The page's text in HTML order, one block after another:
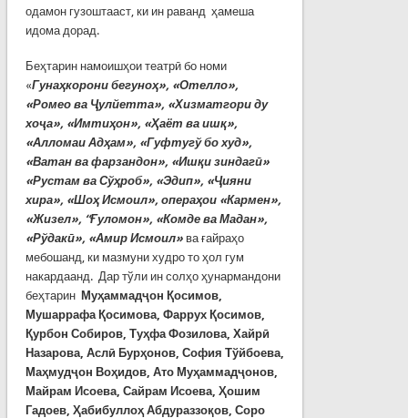
одамон гузоштааст, ки ин раванд ҳамеша
идома дорад.
Беҳтарин намоишҳои театрӣ бо номи
«Гунаҳкорони бегуноҳ», «Отелло»,
«Ромео ва Ҷулйетта», «Хизматгори ду
хоҷа», «Имтиҳон», «Ҳаёт ва ишқ»,
«Алломаи Адҳам», «Гуфтугў бо худ»,
«Ватан ва фарзандон», «Ишқи зиндагӣ»
«Рустам ва Сўҳроб», «Эдип», «Ҷияни
хира», «Шоҳ Исмоил», операҳои «Кармен»,
«Жизел», “Ғуломон», «Комде ва Мадан»,
«Рўдакӣ», «Амир Исмоил» ва ғайраҳо
мебошанд, ки мазмуни худро то ҳол гум
накардаанд. Дар тўли ин солҳо ҳунармандони
беҳтарин Муҳаммадҷон Қосимов,
Мушаррафа Қосимова, Фаррух Қосимов,
Қурбон Собиров, Туҳфа Фозилова, Хайрӣ
Назарова, Аслӣ Бурҳонов, София Тўйбоева,
Маҳмудҷон Воҳидов, Ато Муҳаммадҷонов,
Майрам Исоева, Сайрам Исоева, Ҳошим
Гадоев, Ҳабибуллоҳ Абдураззоқов, Соро